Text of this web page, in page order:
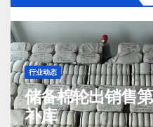
行业动态
储备棉轮出销售
补库